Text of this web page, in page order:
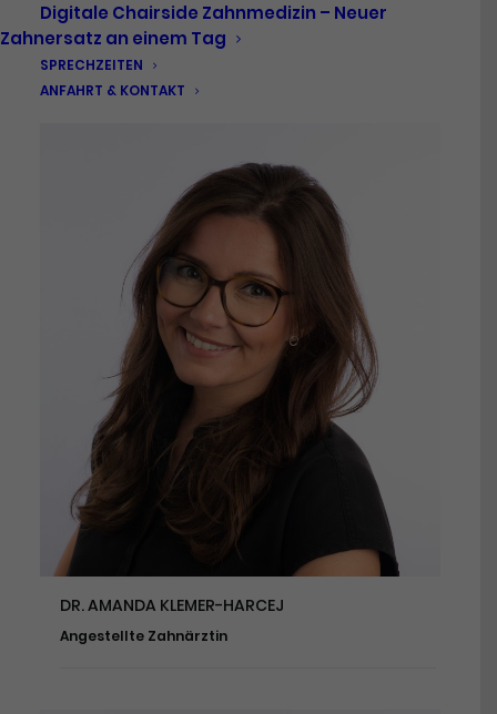
Digitale Chairside Zahnmedizin – Neuer
Zahnersatz an einem Tag
SPRECHZEITEN
ANFAHRT & KONTAKT
DR. SARAH ENDRES
Zahnärztin | Praxisinhaberin
DR. AMANDA KLEMER-HARCEJ
Angestellte Zahnärztin